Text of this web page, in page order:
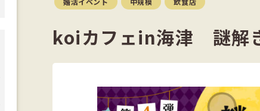
koiカフェin海津 謎解